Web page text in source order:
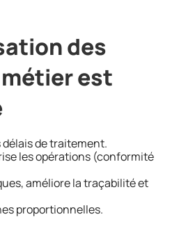
des
est
de traitement.
les opérations (conformité
améliore la traçabilité et
proportionnelles.